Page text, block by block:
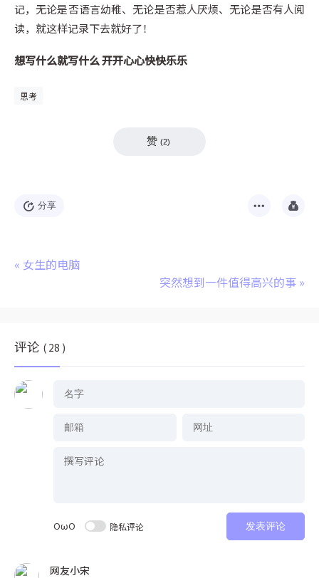
记，无论是否语言幼稚、无论是否惹人厌烦、无论是否有人阅
读，就这样记录下去就好了！
想写什么就写什么 开开心心快快乐乐
思考
赞 (2)
分享
« 女生的电脑
突然想到一件值得高兴的事 »
评论 ( 28 )
OωO 隐私评论 发表评论
网友小宋